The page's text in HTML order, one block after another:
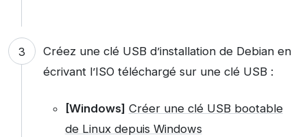
Créez une clé USB d’installation de Debian en
écrivant l’ISO téléchargé sur une clé USB :
[Windows] Créer une clé USB bootable
de Linux depuis Windows